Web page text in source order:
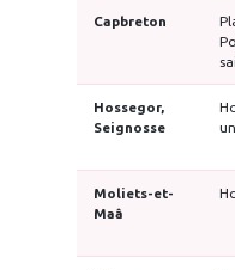
Capbreton
Hossegor,
Seignosse
Moliets-et-
Maâ